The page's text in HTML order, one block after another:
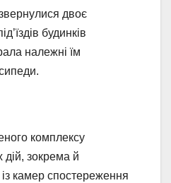
двоє
будинків
належні їм
комплексу
дій, зокрема й
камер спостереження